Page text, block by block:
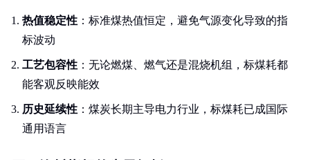
热值稳定性 ：标准煤热值恒定，避免气源变化导致的指
标波动
工艺包容性 ：无论燃煤、燃气还是混烧机组，标煤耗都
能客观反映能效
历史延续性 ：煤炭长期主导电力行业，标煤耗已成国际
通用语言